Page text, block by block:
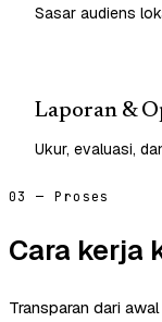
Sasar audiens
Laporan &
Ukur, evaluasi,
03 — Proses
Cara kerja
Transparan dari